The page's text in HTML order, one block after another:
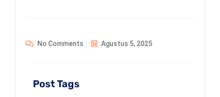
No Comments Agustus 5, 2025
Post Tags